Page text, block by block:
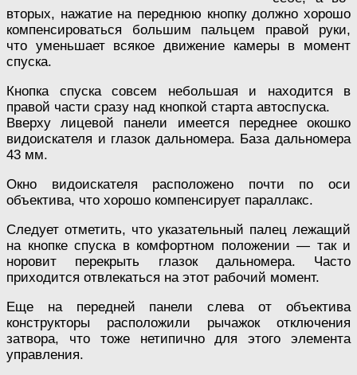
вторых, нажатие на переднюю кнопку должно хорошо
компенсироваться большим пальцем правой руки,
что уменьшает всякое движение камеры в момент
спуска.
Кнопка спуска совсем небольшая и находится в
правой части сразу над кнопкой старта автоспуска.
Вверху лицевой панели имеется переднее окошко
видоискателя и глазок дальномера. База дальномера
43 мм.
Окно видоискателя расположено почти по оси
объектива, что хорошо компенсирует параллакс.
Следует отметить, что указательный палец лежащий
на кнопке спуска в комфортном положении — так и
норовит перекрыть глазок дальномера. Часто
приходится отвлекаться на этот рабочий момент.
Еще на передней панели слева от объектива
конструкторы расположили рычажок отключения
затвора, что тоже нетипично для этого элемента
управления.